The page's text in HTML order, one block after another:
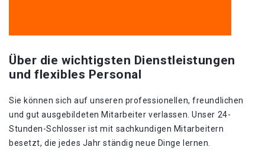
Über die wichtigsten Dienstleistungen
und flexibles Personal
Sie können sich auf unseren professionellen, freundlichen
und gut ausgebildeten Mitarbeiter verlassen. Unser 24-
Stunden-Schlosser ist mit sachkundigen Mitarbeitern
besetzt, die jedes Jahr ständig neue Dinge lernen.